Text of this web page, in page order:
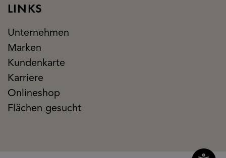
LINKS
Unternehmen
Marken
Kundenkarte
Karriere
Onlineshop
Flächen gesucht